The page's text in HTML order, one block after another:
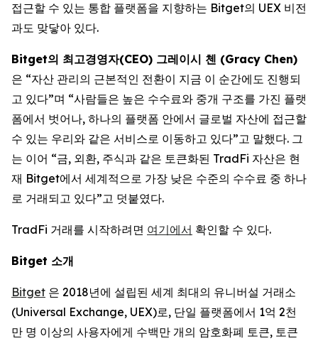
접근할 수 있는 통합 플랫폼을 지향하는 Bitget의 UEX 비전
과도 맞닿아 있다.
Bitget의 최고경영자(CEO) 그레이시 첸 (Gracy Chen)
은 “자산 관리의 근본적인 전환이 지금 이 순간에도 진행되
고 있다”며 “사람들은 높은 수수료와 중개 구조를 가진 플랫
폼에서 벗어나, 하나의 플랫폼 안에서 글로벌 자산에 접근할
수 있는 우리와 같은 서비스로 이동하고 있다”고 말했다. 그
는 이어 “금, 외환, 주식과 같은 토큰화된 TradFi 자산은 현
재 Bitget에서 세계적으로 가장 낮은 수준의 수수료 중 하나
로 거래되고 있다”고 덧붙였다.
TradFi 거래를 시작하려면 여기에서 확인할 수 있다.
Bitget 소개
Bitget 은 2018년에 설립된 세계 최대의 유니버설 거래소
(Universal Exchange, UEX)로, 단일 플랫폼에서 1억 2천
만 명 이상의 사용자에게 수백만 개의 암호화폐 토큰, 토큰